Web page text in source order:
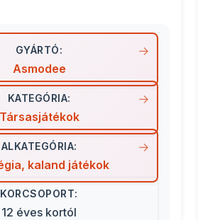
GYÁRTÓ:
Asmodee
KATEGÓRIA:
Társasjátékok
ALKATEGÓRIA:
kaland játékok
KORCSOPORT:
12 éves kortól